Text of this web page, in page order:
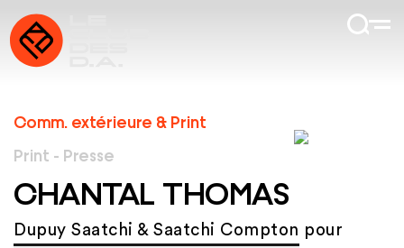
Comm. extérieure & Print
Print - Presse
CHANTAL THOMAS
Dupuy Saatchi & Saatchi Compton pour